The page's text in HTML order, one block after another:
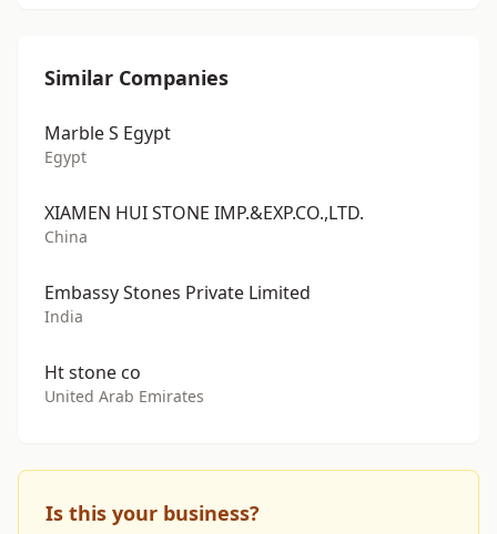
Similar Companies
Marble S Egypt
Egypt
XIAMEN HUI STONE IMP.&EXP.CO.,LTD.
China
Embassy Stones Private Limited
India
Ht stone co
United Arab Emirates
Is this your business?